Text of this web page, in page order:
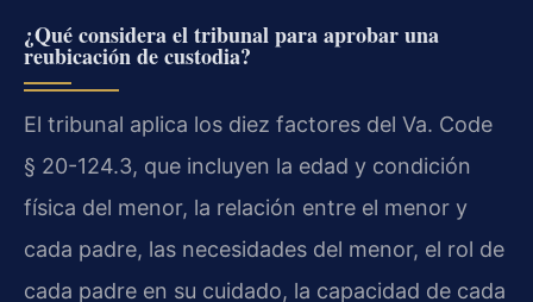
¿Qué considera el tribunal para aprobar una
reubicación de custodia?
El tribunal aplica los diez factores del Va. Code
§ 20-124.3, que incluyen la edad y condición
física del menor, la relación entre el menor y
cada padre, las necesidades del menor, el rol de
cada padre en su cuidado, la capacidad de cada